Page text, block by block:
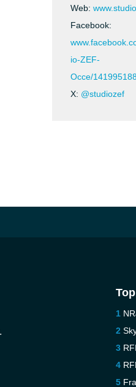
Web:
Facebook:
io-ZEF-
Occe/
X: @studiozef
RFI